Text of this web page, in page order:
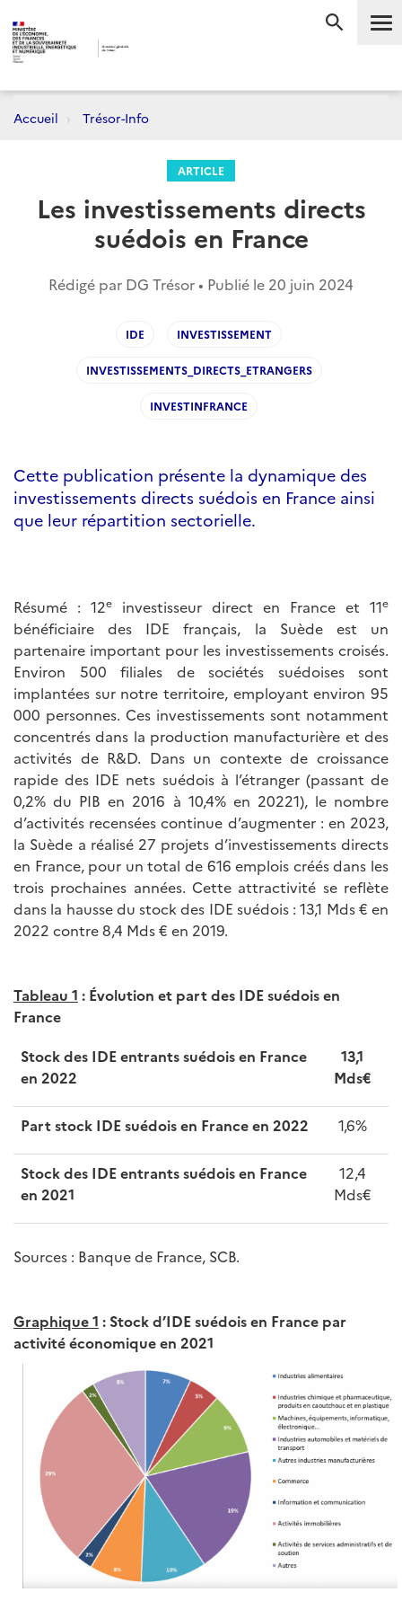
Accueil Trésor-Info
ARTICLE
Les investissements directs
suédois en France
Rédigé par DG Trésor • Publié le 20 juin 2024
IDE INVESTISSEMENT
INVESTISSEMENTS_DIRECTS_ETRANGERS
INVESTINFRANCE
Cette publication présente la dynamique des
investissements directs suédois en France ainsi
que leur répartition sectorielle.
Résumé : 12e investisseur direct en France et 11e
bénéficiaire des IDE français, la Suède est un
partenaire important pour les investissements croisés.
Environ 500 filiales de sociétés suédoises sont
implantées sur notre territoire, employant environ 95
000 personnes. Ces investissements sont notamment
concentrés dans la production manufacturière et des
activités de R&D. Dans un contexte de croissance
rapide des IDE nets suédois à l’étranger (passant de
0,2% du PIB en 2016 à 10,4% en 20221), le nombre
d’activités recensées continue d’augmenter : en 2023,
la Suède a réalisé 27 projets d’investissements directs
en France, pour un total de 616 emplois créés dans les
trois prochaines années. Cette attractivité se reflète
dans la hausse du stock des IDE suédois : 13,1 Mds € en
2022 contre 8,4 Mds € en 2019.
Tableau 1 : Évolution et part des IDE suédois en
France
Stock des IDE entrants suédois en France
en 2022
13,1
Mds€
Part stock IDE suédois en France en 2022 1,6%
Stock des IDE entrants suédois en France
en 2021
12,4
Mds€
Sources : Banque de France, SCB.
Graphique 1 : Stock d’IDE suédois en France par
activité économique en 2021